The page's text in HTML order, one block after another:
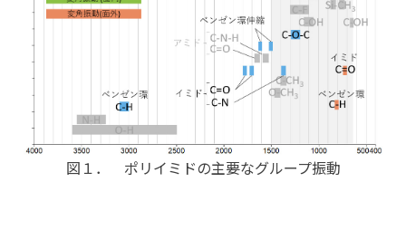
図１． ポリイミドの主要なグループ振動